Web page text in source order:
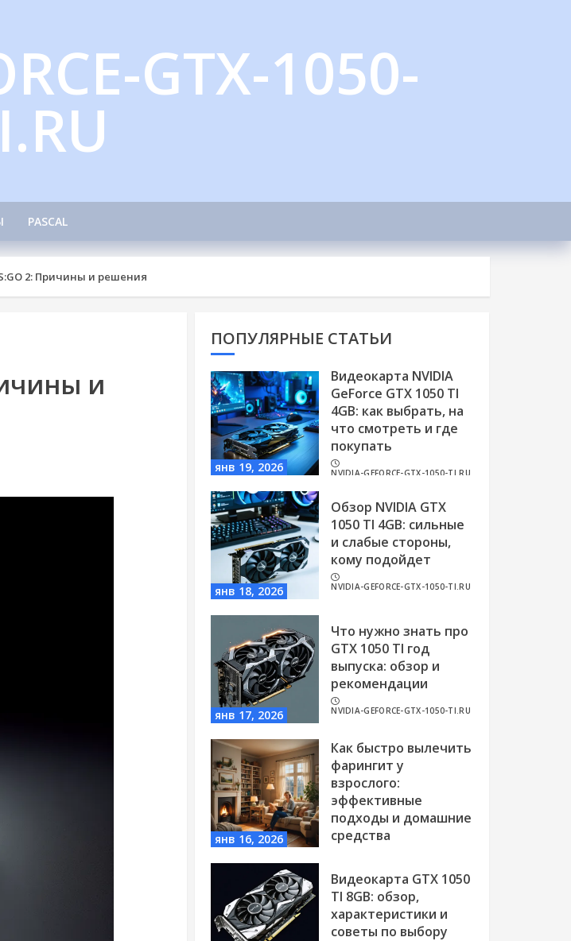
GTX-1050-
PASCAL
2: Причины и решения
и
ПОПУЛЯРНЫЕ СТАТЬИ
янв 19, 2026
Видеокарта NVIDIA
GeForce GTX 1050 TI
4GB: как выбрать, на
что смотреть и где
покупать
NVIDIA-GEFORCE-GTX-1050-TI.RU
янв 18, 2026
Обзор NVIDIA GTX
1050 TI 4GB: сильные
и слабые стороны,
кому подойдет
NVIDIA-GEFORCE-GTX-1050-TI.RU
янв 17, 2026
Что нужно знать про
GTX 1050 TI год
выпуска: обзор и
рекомендации
NVIDIA-GEFORCE-GTX-1050-TI.RU
янв 16, 2026
Как быстро вылечить
фарингит у
взрослого:
эффективные
подходы и домашние
средства
Видеокарта GTX 1050
TI 8GB: обзор,
характеристики и
советы по выбору